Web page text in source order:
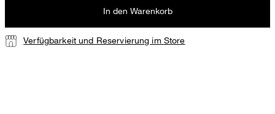
In den Warenkorb
Verfügbarkeit und Reservierung im Store